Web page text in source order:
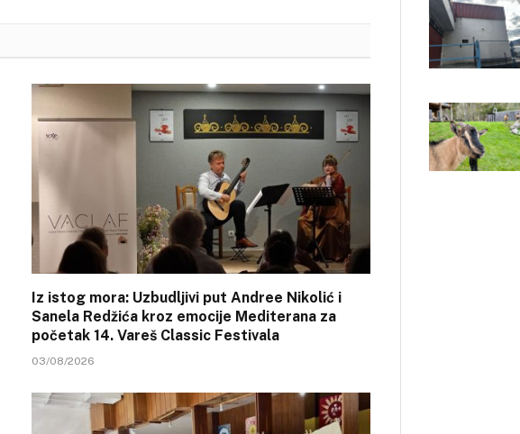
Iz istog mora: Uzbudljivi put Andree Nikolić i
Sanela Redžića kroz emocije Mediterana za
početak 14. Vareš Classic Festivala
03/08/2026